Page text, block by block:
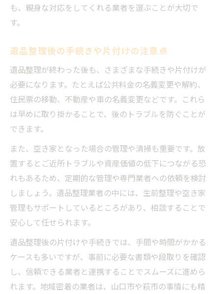
も、親身な対応をしてくれる業者を選ぶことが大切で
す。
遺品整理後の手続きや片付けの注意点
遺品整理が終わった後も、さまざまな手続きや片付けが
必要になります。たとえば公共料金の名義変更や解約、
住民票の移動、不動産や車の名義変更などです。これら
は早めに取り掛かることで、後のトラブルを防ぐことが
できます。
また、空き家となった場合の管理や清掃も重要です。放
置するとご近所トラブルや資産価値の低下につながる恐
れもあるため、定期的な管理や専門業者への依頼を検討
しましょう。遺品整理業者の中には、生前整理や空き家
管理もサポートしているところがあり、相談することで
安心して任せられます。
遺品整理後の片付けや手続きでは、手間や時間がかかる
ケースも多いですが、事前に必要な書類や段取りを確認
し、信頼できる業者と連携することでスムーズに進めら
れます。地域密着の業者は、山口市や萩市の事情にも精